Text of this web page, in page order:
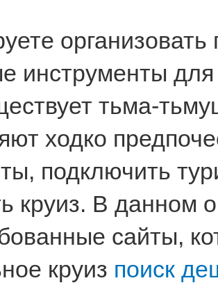
инструменты
тьма-
ходко
подключить
круиз. В данном
сайты,
круиз поиск